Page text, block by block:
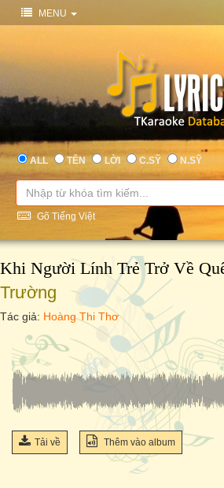
MENU
ALL TÊN LỜI C.SỸ N.SỸ
Gõ Tiếng Việt
Khi Người Lính Trẻ Trở Về
Trường
Tác giả: Hoàng Thi Thơ
Tải về Thêm vào album